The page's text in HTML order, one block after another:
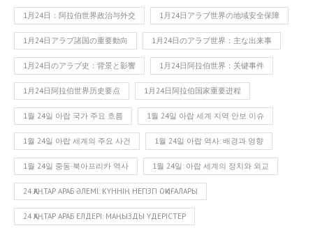
1月24日：阿拉伯世界政治与外交 1月24日アラブ世界の地域安全保障
1月24日アラブ諸国の重要動向 1月24日のアラブ世界：主な出来事
1月24日のアラブ史：背景と影響 1月24日阿拉伯世界：关键事件
1月24日阿拉伯世界历史要点 1月24日阿拉伯国家重要进程
1월 24일 아랍 국가 주요 흐름 1월 24일 아랍 세계 지역 안보 이슈
1월 24일 아랍 세계의 주요 사건 1월 24일 아랍 역사: 배경과 영향
1월 24일 중동·북아프리카 역사 1월 24일: 아랍 세계의 정치와 외교
24 ҚАҢТАР АРАБ ӘЛЕМІ: КҮННІҢ НЕГІЗГІ ОҚИҒАЛАРЫ
24 ҚАҢТАР АРАБ ЕЛДЕРІ: МАҢЫЗДЫ ҮДЕРІСТЕР